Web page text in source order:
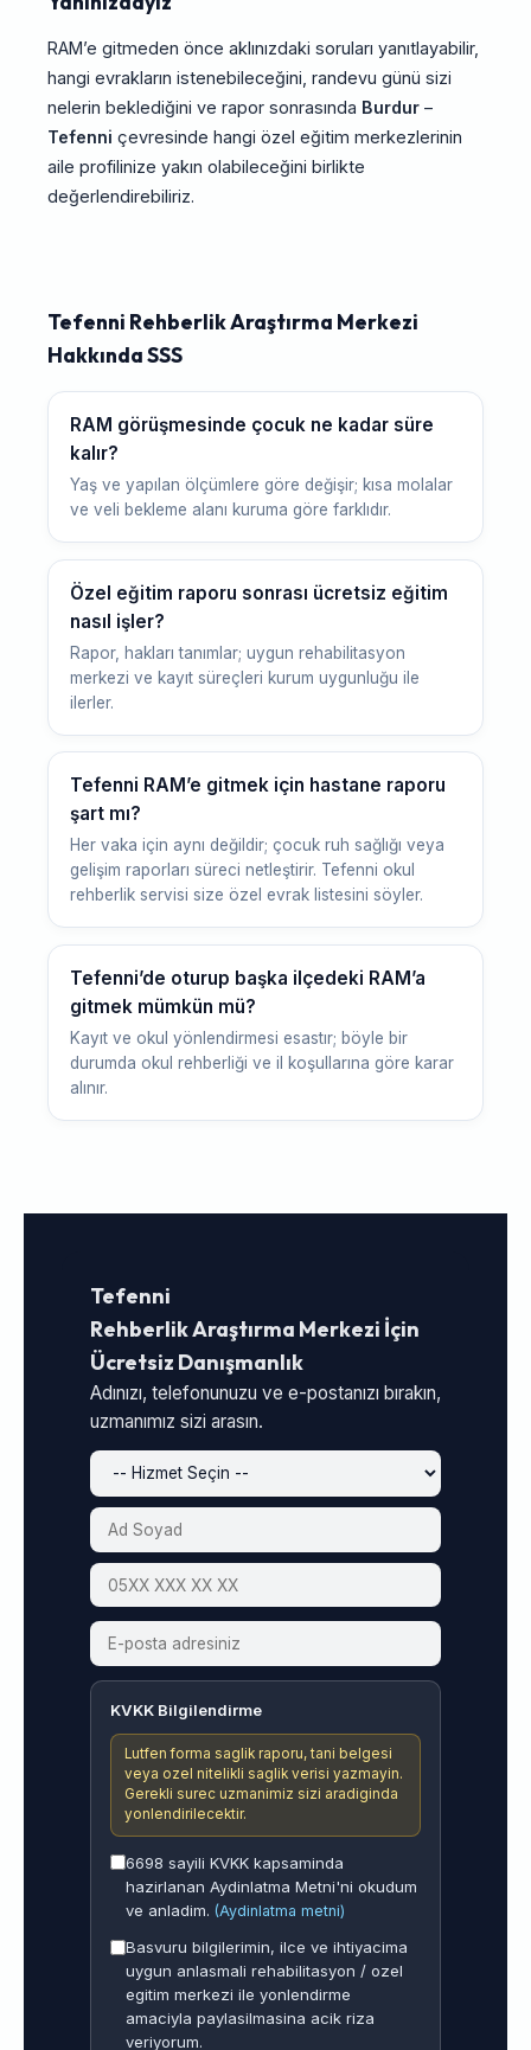
RAM’e gitmeden önce aklınızdaki soruları yanıtlayabilir,
hangi evrakların istenebileceğini, randevu günü sizi
nelerin beklediğini ve rapor sonrasında Burdur –
Tefenni çevresinde hangi özel eğitim merkezlerinin
aile profilinize yakın olabileceğini birlikte
değerlendirebiliriz.
Tefenni Rehberlik Araştırma Merkezi
Hakkında SSS
RAM görüşmesinde çocuk ne kadar süre
kalır?
Yaş ve yapılan ölçümlere göre değişir; kısa molalar
ve veli bekleme alanı kuruma göre farklıdır.
Özel eğitim raporu sonrası ücretsiz eğitim
nasıl işler?
Rapor, hakları tanımlar; uygun rehabilitasyon
merkezi ve kayıt süreçleri kurum uygunluğu ile
ilerler.
Tefenni RAM’e gitmek için hastane raporu
şart mı?
Her vaka için aynı değildir; çocuk ruh sağlığı veya
gelişim raporları süreci netleştirir. Tefenni okul
rehberlik servisi size özel evrak listesini söyler.
Tefenni’de oturup başka ilçedeki RAM’a
gitmek mümkün mü?
Kayıt ve okul yönlendirmesi esastır; böyle bir
durumda okul rehberliği ve il koşullarına göre karar
alınır.
Tefenni
Rehberlik Araştırma Merkezi İçin
Ücretsiz Danışmanlık
Adınızı, telefonunuzu ve e-postanızı bırakın,
uzmanımız sizi arasın.
KVKK Bilgilendirme
Lutfen forma saglik raporu, tani belgesi
veya ozel nitelikli saglik verisi yazmayin.
Gerekli surec uzmanimiz sizi aradiginda
yonlendirilecektir.
6698 sayili KVKK kapsaminda
hazirlanan Aydinlatma Metni'ni okudum
ve anladim. (Aydinlatma metni)
Basvuru bilgilerimin, ilce ve ihtiyacima
uygun anlasmali rehabilitasyon / ozel
egitim merkezi ile yonlendirme
amaciyla paylasilmasina acik riza
veriyorum.